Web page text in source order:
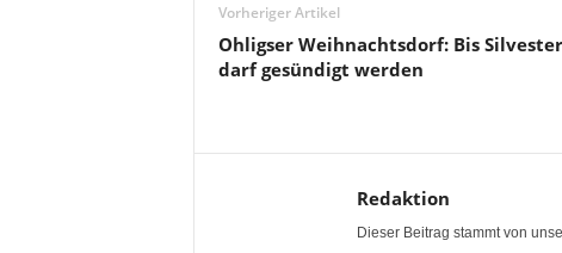
Vorheriger Artikel
Ohligser Weihnachtsdorf: Bis Silvester
darf gesündigt werden
Redaktion
Dieser Beitrag stammt von